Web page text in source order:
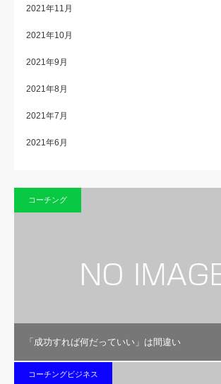
2021年11月
2021年10月
2021年9月
2021年8月
2021年7月
2021年6月
コーチング
「成功すれば何だっていい」は間違い
コーチングビジネス